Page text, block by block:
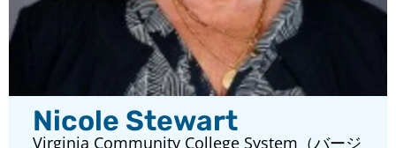
Nicole Stewart
Virginia Community College System（バージ